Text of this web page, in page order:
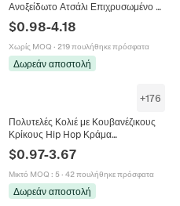
Ανοξείδωτο Ατσάλι Επιχρυσωμένο Σε
Κενό Χρώμα Ασημί Μινιμαλιστικό Hip
Hop Punk Κοσμήματα Για Άνδρες
Γυναίκες
$0.98-4.18
Χωρίς MOQ · 219 πουλήθηκε πρόσφατα
Δωρεάν αποστολή
+176
Πολυτελές Κολιέ με Κουβανέζικους
Κρίκους Hip Hop Κράμα
Ψευδαργύρου Στρας Choker
Ανδρικό Γυναικείο Κόσμημα Πάρτι
Streetwear
$0.97-3.67
Μικτό MOQ : 5· 42 πουλήθηκε πρόσφατα
Δωρεάν αποστολή